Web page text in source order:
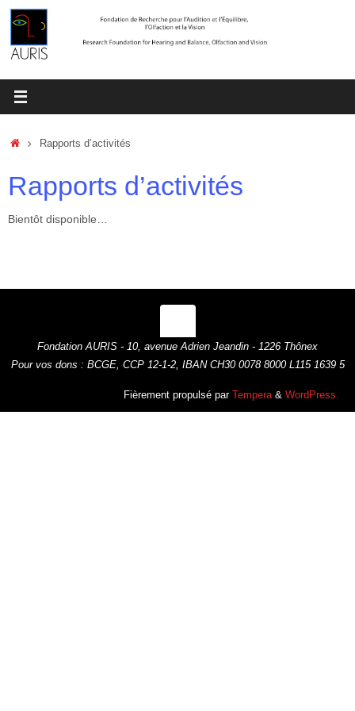
Passer
contenu
AccueilRapports d’activités
Rapports d’activités
Bientôt disponible…
Fondation AURIS - 10, avenue Adrien Jeandin - 1226 Thônex
Pour vos dons : BCGE, CCP 12-1-2, IBAN CH30 0078 8000 L115 1639 5
Fièrement propulsé par Tempera& WordPress.